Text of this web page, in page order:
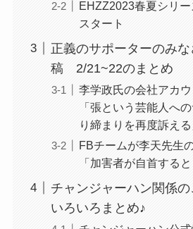
EHZZ2023春夏シリ
スタート
正義のサポーターのみ
稿 2/21~22のまとめ
李学政氏の会社アカ
「張という芸能人へ
り締まりを再度訴える
FBチームが李天先生
「加害者が自首する
チャンジャーハン関係
いろいろまとめ♪